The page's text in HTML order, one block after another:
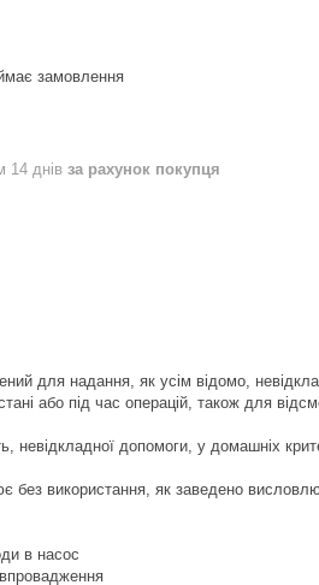
замовлення
14 днів за рахунок покупця
для надання, як усім відомо,
або під час операцій, також для
невідкладної допомоги, у домашніх
використання, як заведено
в насос